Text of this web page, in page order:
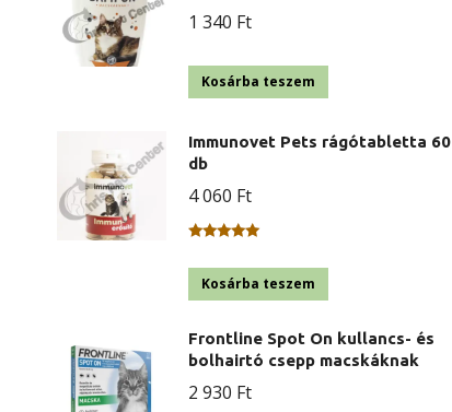
1 340 Ft
Kosárba teszem
Immunovet Pets rágótabletta 60
db
4 060 Ft
5.00/ 5
Kosárba teszem
Frontline Spot On kullancs- és
bolhairtó csepp macskáknak
2 930 Ft